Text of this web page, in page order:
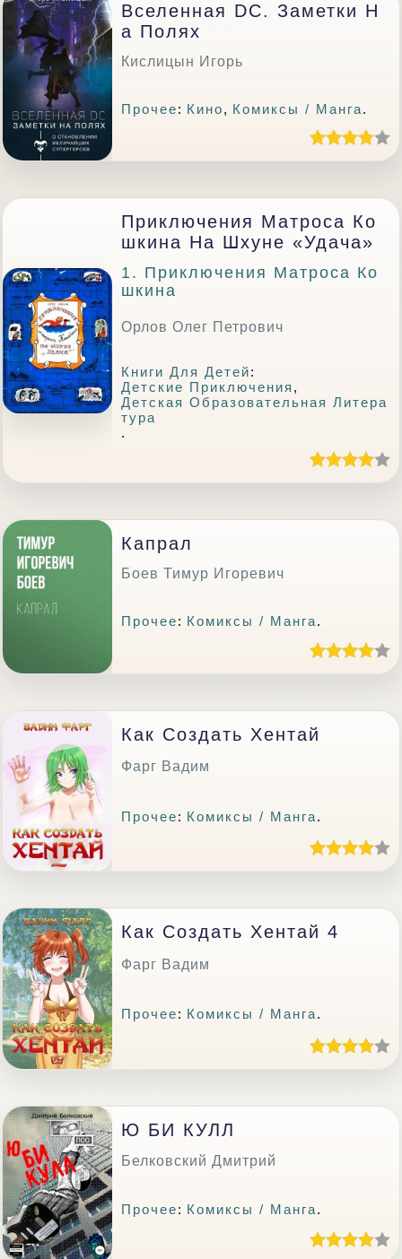
Вселенная DC. Заметки Н
А Полях
Кислицын Игорь
Прочее: Кино, Комиксы / Манга.
Приключения Матроса Ко
Шкина На Шхуне «Удача»
1. Приключения Матроса Ко
Шкина
Орлов Олег Петрович
Книги Для Детей:
Детские Приключения ,
Детская Образовательная Литера
Тура
.
Капрал
Боев Тимур Игоревич
Прочее: Комиксы / Манга.
Как Создать Хентай
Фарг Вадим
Прочее: Комиксы / Манга.
Как Создать Хентай 4
Фарг Вадим
Прочее: Комиксы / Манга.
Ю БИ КУЛЛ
Белковский Дмитрий
Прочее: Комиксы / Манга.